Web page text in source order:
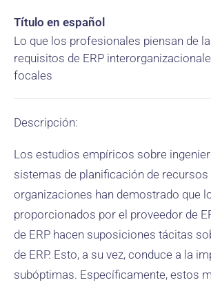
Título en español
Lo que los profesionales piensan de
requisitos de ERP
focales
Descripción:
Los estudios empíricos sobre
sistemas de planificación de
organizaciones han demostrado que
proporcionados por el proveedor de
de ERP hacen suposiciones tácitas
de ERP. Esto, a su vez, conduce a la
subóptimas. Específicamente, estos